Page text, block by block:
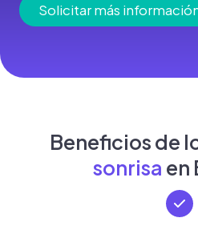
Solicitar más
Beneficios de
sonrisa en